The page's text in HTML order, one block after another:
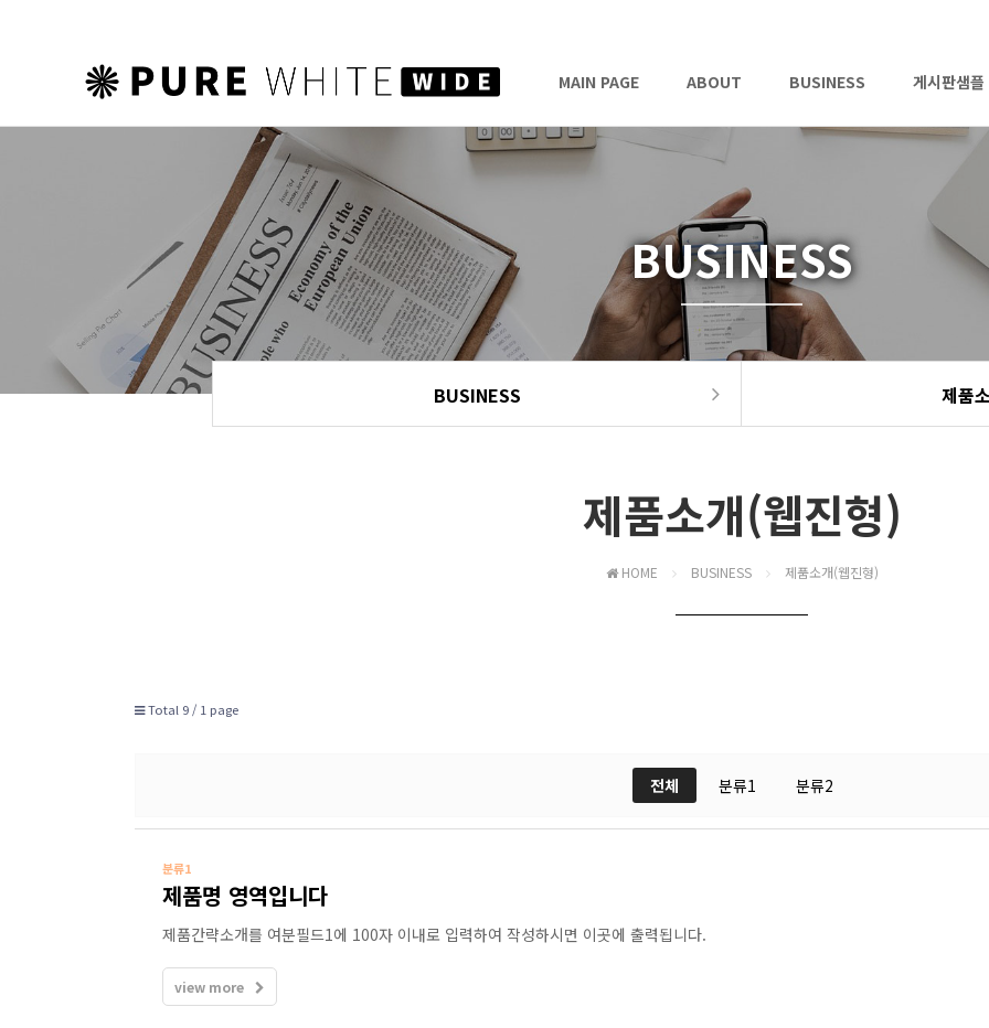
MAIN PAGE ABOUT BUSINESS 게시판샘플
하위분류 하위분류
BUSINESS
BUSINESS 제품
제품소개(웹진형)
HOME BUSINESS 제품소개(웹진형)
Total 9 / 1 page
전체 분류1 분류2
분류1
제품명 영역입니다
제품간략소개를 여분필드1에 100자 이내로 입력하여 작성하시면 이곳에 출력됩니다.
view more